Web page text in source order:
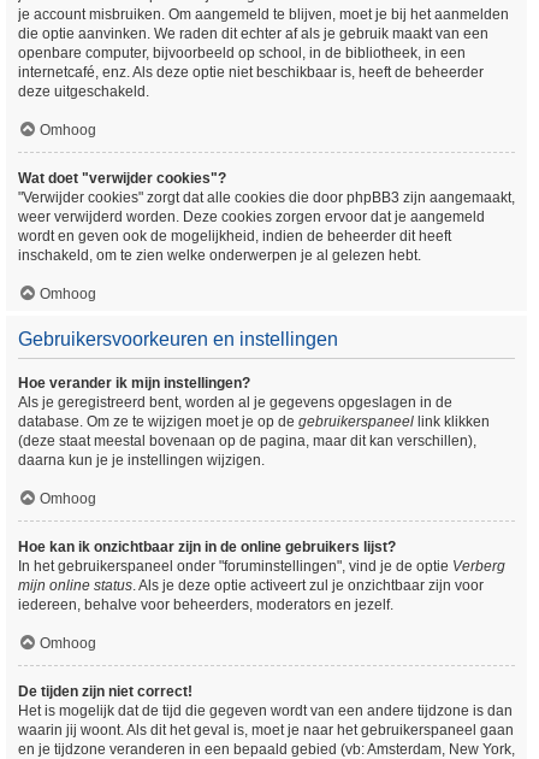
je account misbruiken. Om aangemeld te blijven, moet je bij het aanmelden
die optie aanvinken. We raden dit echter af als je gebruik maakt van een
openbare computer, bijvoorbeeld op school, in de bibliotheek, in een
internetcafé, enz. Als deze optie niet beschikbaar is, heeft de beheerder
deze uitgeschakeld.
Omhoog
Wat doet "verwijder cookies"?
"Verwijder cookies" zorgt dat alle cookies die door phpBB3 zijn aangemaakt,
weer verwijderd worden. Deze cookies zorgen ervoor dat je aangemeld
wordt en geven ook de mogelijkheid, indien de beheerder dit heeft
inschakeld, om te zien welke onderwerpen je al gelezen hebt.
Omhoog
Gebruikersvoorkeuren en instellingen
Hoe verander ik mijn instellingen?
Als je geregistreerd bent, worden al je gegevens opgeslagen in de
database. Om ze te wijzigen moet je op de gebruikerspaneel link klikken
(deze staat meestal bovenaan op de pagina, maar dit kan verschillen),
daarna kun je je instellingen wijzigen.
Omhoog
Hoe kan ik onzichtbaar zijn in de online gebruikers lijst?
In het gebruikerspaneel onder "foruminstellingen", vind je de optie Verberg
mijn online status. Als je deze optie activeert zul je onzichtbaar zijn voor
iedereen, behalve voor beheerders, moderators en jezelf.
Omhoog
De tijden zijn niet correct!
Het is mogelijk dat de tijd die gegeven wordt van een andere tijdzone is dan
waarin jij woont. Als dit het geval is, moet je naar het gebruikerspaneel gaan
en je tijdzone veranderen in een bepaald gebied (vb: Amsterdam, New York,